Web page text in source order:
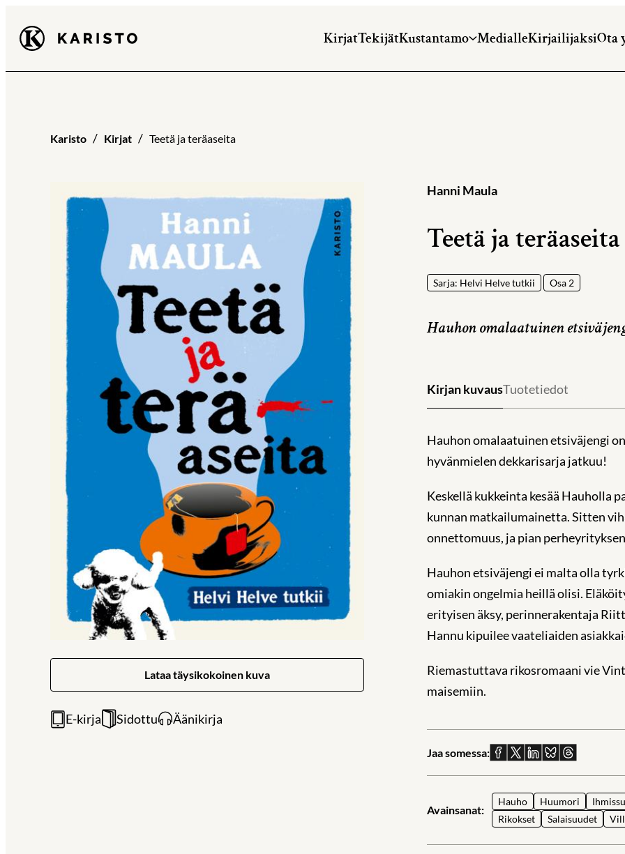
suoraan
Karisto KirjatTekijätKustantamo MedialleKirjailijaksiOta
Karisto Kirjat Teetä ja teräaseita
Lataa täysikokoinen kuva
E-kirja Sidottu Äänikirja
Hanni Maula
Teetä ja teräaseita
Sarja: Helvi Helve tutkii Osa 2
Hauhon omalaatuinen
Kirjan kuvausTuotetiedot
Hauhon omalaatuinen etsiväjengi
hyvänmielen dekkarisarja jatkuu!
Keskellä kukkeinta kesää Hauholla
kunnan matkailumainetta. Sitten
onnettomuus, ja pian
Hauhon etsiväjengi ei malta olla
omiakin ongelmia heillä olisi.
erityisen äksy, perinnerakentaja
Hannu kipuilee vaateliaiden
Riemastuttava rikosromaani vie
maisemiin.
Jaa somessa:Jaa
Facebookissa
Jaa
X:ssä
Jaa
Linkedinissä
Jaa
Blueskyssä
Jaa
Avainsanat:
Hauho Huumori
Rikokset
Salaisuudet